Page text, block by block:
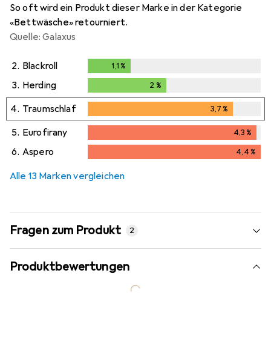
So oft wird ein Produkt dieser Marke in der Kategorie
«Bettwäsche» retourniert.
Quelle: Galaxus
2. Blackroll 1,1 %
3. Herding 2 %
4. Traumschlaf 3,7%
3,7%
5. Eurofirany 4,3%
4,3%
6. Aspero 4,4%
Alle 13 Marken vergleichen
Fragen zum Produkt 2
Produktbewertungen